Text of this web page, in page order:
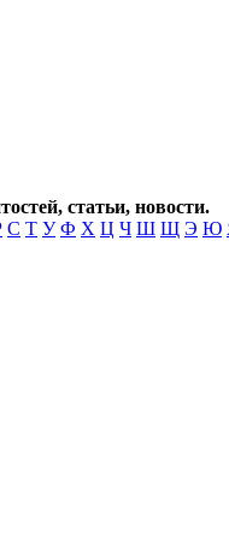
статьи, новости.
С Т У Ф Х Ц Ч Ш Щ Э Ю